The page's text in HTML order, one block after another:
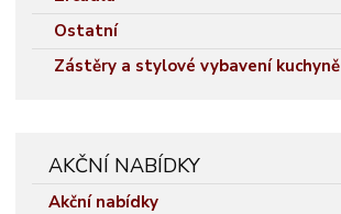
Ostatní
Zástěry a stylové vybavení kuchyně
AKČNÍ NABÍDKY
Akční nabídky